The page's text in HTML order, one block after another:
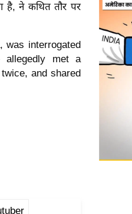
है, ने कथित तौर पर
was interrogated
allegedly met a
and shared